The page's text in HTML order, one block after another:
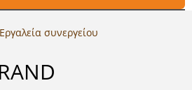
Εργαλεία συνεργείου